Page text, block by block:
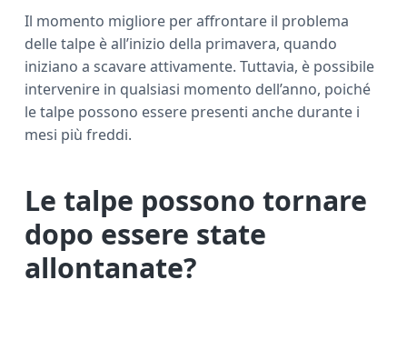
Il momento migliore per affrontare il problema
delle talpe è all’inizio della primavera, quando
iniziano a scavare attivamente. Tuttavia, è possibile
intervenire in qualsiasi momento dell’anno, poiché
le talpe possono essere presenti anche durante i
mesi più freddi.
Le talpe possono tornare
dopo essere state
allontanate?